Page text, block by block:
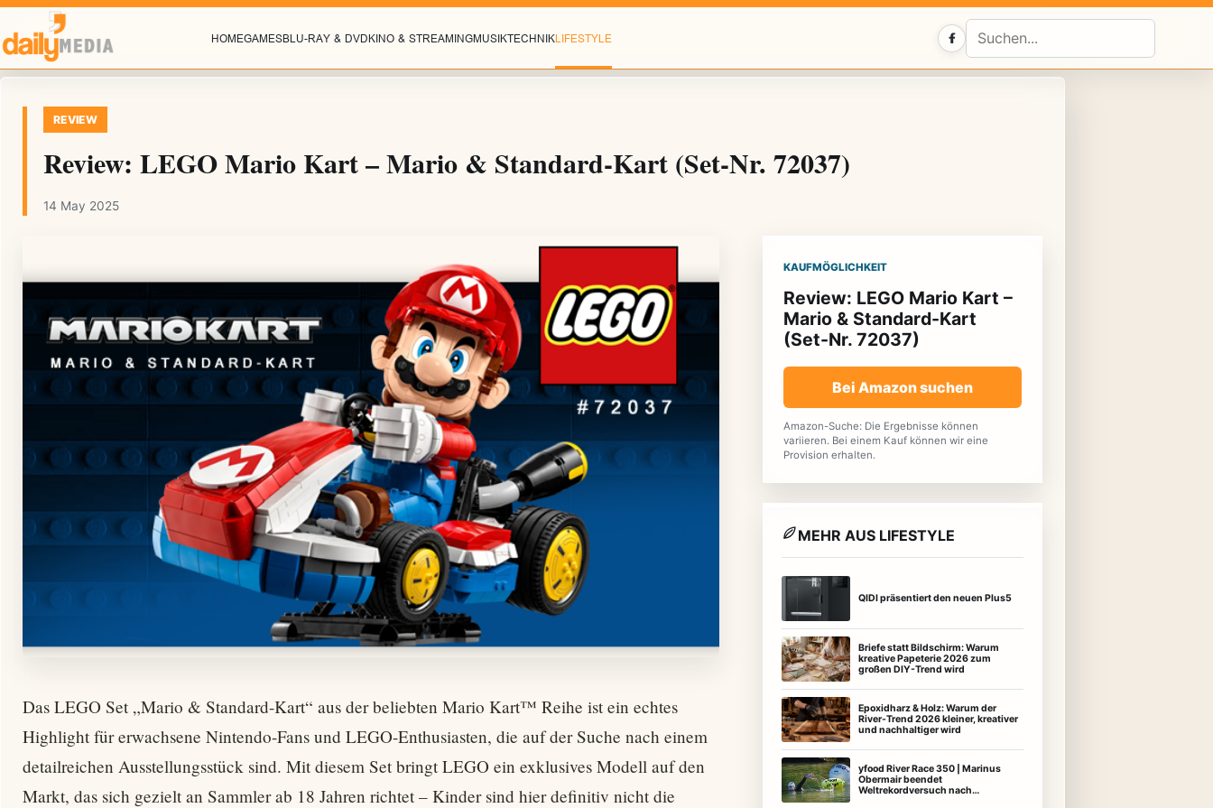
HOMEGAMESBLU-RAY & DVDKINO & STREAMINGMUSIKTECHNIKLIFESTYLE Facebook
REVIEW
Review: LEGO Mario Kart – Mario & Standard-Kart (Set-Nr. 72037)
14 May 2025
Das LEGO Set „Mario & Standard-Kart“ aus der beliebten Mario Kart™ Reihe ist ein echtes
Highlight für erwachsene Nintendo-Fans und LEGO-Enthusiasten, die auf der Suche nach einem
detailreichen Ausstellungsstück sind. Mit diesem Set bringt LEGO ein exklusives Modell auf den
Markt, das sich gezielt an Sammler ab 18 Jahren richtet – Kinder sind hier definitiv nicht die
KAUFMÖGLICHKEIT
Review: LEGO Mario Kart –
Mario & Standard-Kart
(Set-Nr. 72037)
Bei Amazon suchen
Amazon-Suche: Die Ergebnisse können
variieren. Bei einem Kauf können wir eine
Provision erhalten.
MEHR AUS LIFESTYLE
QIDI präsentiert den neuen Plus5
Briefe statt Bildschirm: Warum
kreative Papeterie 2026 zum
großen DIY-Trend wird
Epoxidharz & Holz: Warum der
River-Trend 2026 kleiner, kreativer
und nachhaltiger wird
yfood River Race 350 | Marinus
Obermair beendet
Weltrekordversuch nach